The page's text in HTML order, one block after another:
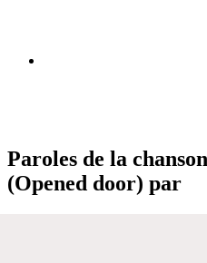
Paroles de la
(Opened door) par